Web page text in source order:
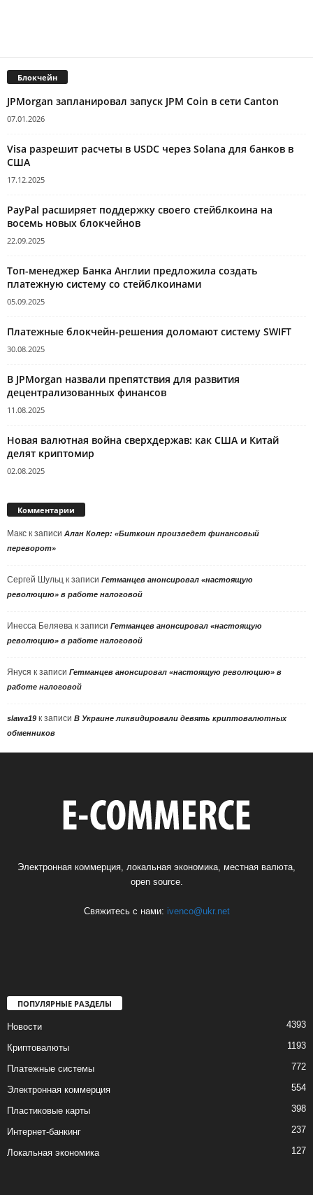
Блокчейн
JPMorgan запланировал запуск JPM Coin в сети Canton
07.01.2026
Visa разрешит расчеты в USDC через Solana для банков в
США
17.12.2025
PayPal расширяет поддержку своего стейблкоина на
восемь новых блокчейнов
22.09.2025
Топ-менеджер Банка Англии предложила создать
платежную систему со стейблкоинами
05.09.2025
Платежные блокчейн-решения доломают систему SWIFT
30.08.2025
В JPMorgan назвали препятствия для развития
децентрализованных финансов
11.08.2025
Новая валютная война сверхдержав: как США и Китай
делят криптомир
02.08.2025
Комментарии
Макс к записи Алан Колер: «Биткоин произведет финансовый
переворот»
Сергей Шульц к записи Гетманцев анонсировал «настоящую
революцию» в работе налоговой
Инесса Беляева к записи Гетманцев анонсировал «настоящую
революцию» в работе налоговой
Януся к записи Гетманцев анонсировал «настоящую революцию» в
работе налоговой
slawa19 к записи В Украине ликвидировали девять криптовалютных
обменников
Электронная коммерция, локальная экономика, местная валюта,
open source.
Свяжитесь с нами: ivenco@ukr.net
ПОПУЛЯРНЫЕ РАЗДЕЛЫ
Новости 4393
Криптовалюты 1193
Платежные системы 772
Электронная коммерция 554
Пластиковые карты 398
Интернет-банкинг 237
Локальная экономика 127